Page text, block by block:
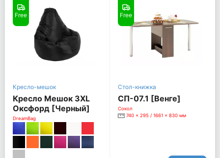
Free
Кресло-мешок
Кресло Мешок 3XL
Оксфорд [Черный]
DreamBag
Free
Стол-книжка
СП-07.1 [Венге]
Сокол
740 x 295 / 1661 x 830 мм